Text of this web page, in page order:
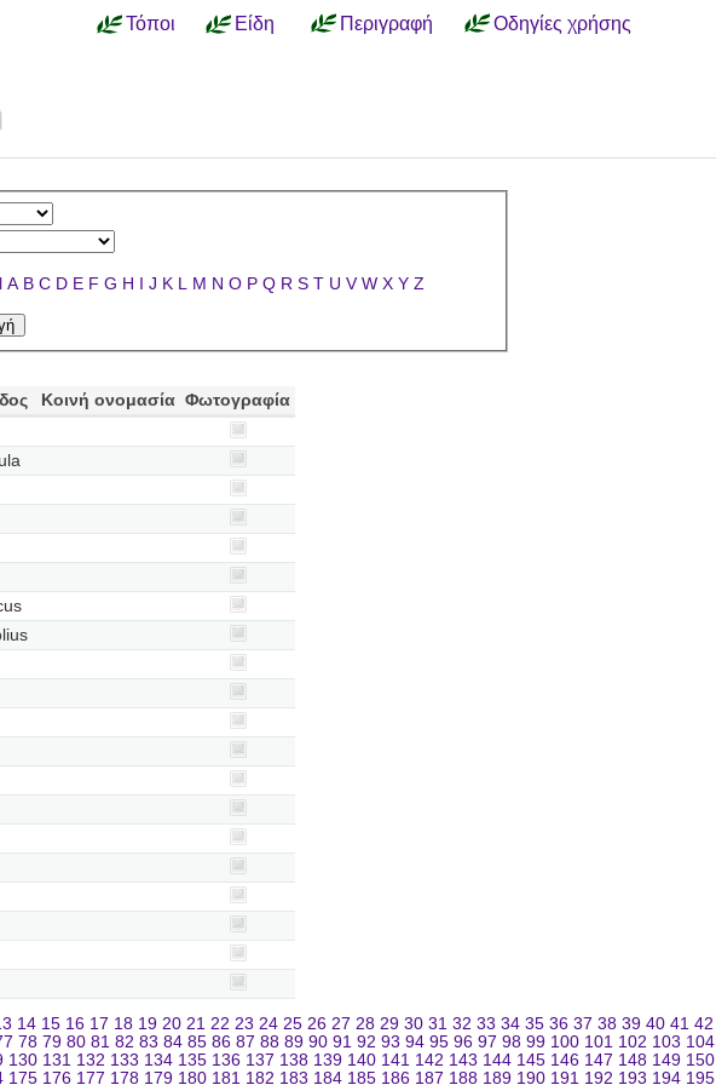
Τόποι Είδη Περιγραφή Οδηγίες χρήσης
A B C D E F G H I J K L M N O P Q R S T U V W X Y Z
Κοινή ονομασία Φωτογραφία
14 15 16 17 18 19 20 21 22 23 24 25 26 27 28 29 30 31 32 33 34 35 36 37 38 39 40 41 42
78 79 80 81 82 83 84 85 86 87 88 89 90 91 92 93 94 95 96 97 98 99 100 101 102 103 104
130 131 132 133 134 135 136 137 138 139 140 141 142 143 144 145 146 147 148 149 150
175 176 177 178 179 180 181 182 183 184 185 186 187 188 189 190 191 192 193 194 195